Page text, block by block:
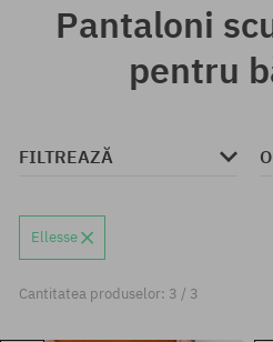
Pantaloni
pentru
FILTREAZĂ
Ellesse
Cantitatea produselor: 3 / 3